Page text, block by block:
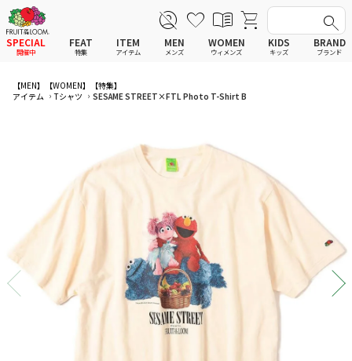
SPECIAL
開催中
FEAT
特集
ITEM
アイテム
全てのアイテム
スウェットパーカー
パンツ
ワンピース
セットアップ
ルームウェア
アンダーウェアMEN
アンダーウェアWOMEN
帽子
ソックス
バッグ
ファッショングッズ
レイングッズ
MEN
メンズ
全てのメンズ アイテム
スウェットパーカー
パンツ
セットアップ
ルームウェア
帽子
ソックス
ファッショングッズ
レイングッズ
WOMEN
ウィメンズ
全てのウィメンズ
スウェットパーカー
パンツ
ワンピース
セットアップ
ルームウェア
アンダーウェア
ソックス
バッグ
ファッショングッズ
レイングッズ
KIDS
キッズ
全てのキッズ
スウェットパーカー
パンツ
ワンピース
セットアップ
ルームウェア
アンダーウェア
ソックス
バッグ
ファッショングッズ
レイングッズ
BRAND
ブランド
【MEN】 【WOMEN】
【特集】
アイテム
Tシャツ SESAME STREET×FTL Photo T-Shirt B